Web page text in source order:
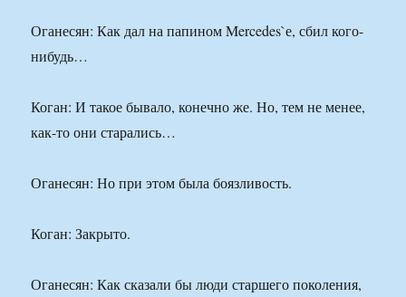
Оганесян: Как дал на папином Mercedes`е, сбил кого-
нибудь…
Коган: И такое бывало, конечно же. Но, тем не менее,
как-то они старались…
Оганесян: Но при этом была боязливость.
Коган: Закрыто.
Оганесян: Как сказали бы люди старшего поколения,